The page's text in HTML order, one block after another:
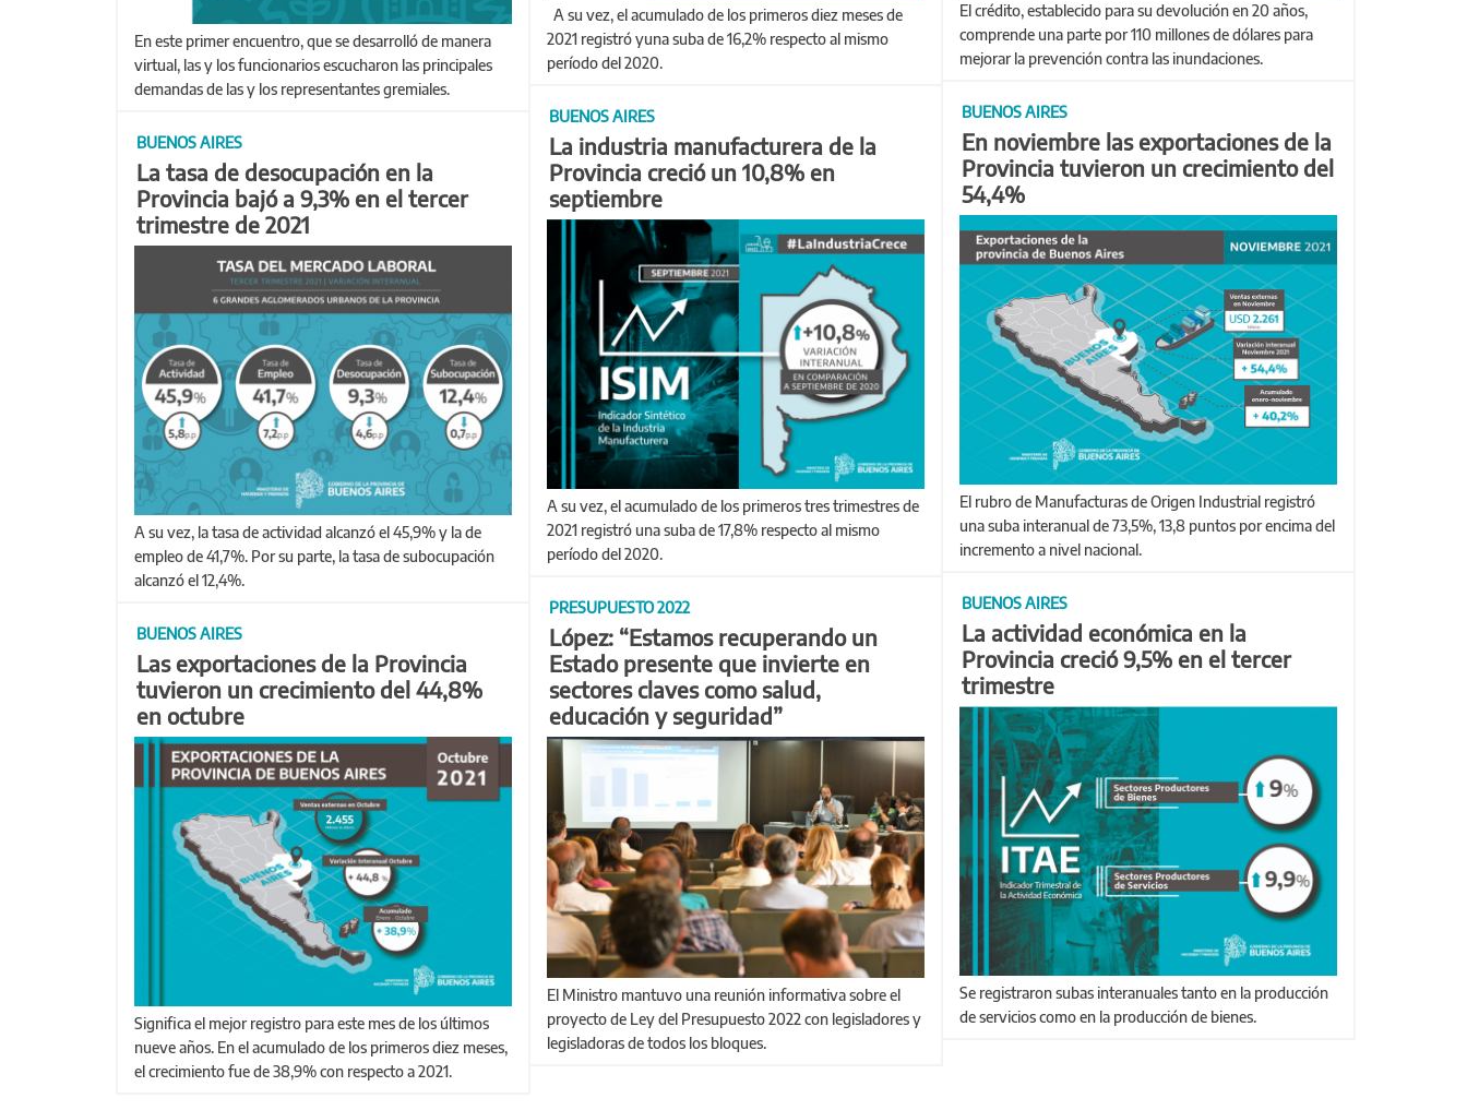
El crédito, establecido para su devolución en 20 años,
comprende una parte por 110 millones de dólares para
mejorar la prevención contra las inundaciones.
En este primer encuentro, que se desarrolló de manera
virtual, las y los funcionarios escucharon las principales
demandas de las y los representantes gremiales.
A su vez, el acumulado de los primeros diez meses de
2021 registró yuna suba de 16,2% respecto al mismo
período del 2020.
BUENOS AIRES
En noviembre las exportaciones de la
Provincia tuvieron un crecimiento del
54,4%
El rubro de Manufacturas de Origen Industrial registró
una suba interanual de 73,5%, 13,8 puntos por encima del
incremento a nivel nacional.
BUENOS AIRES
La industria manufacturera de la
Provincia creció un 10,8% en
septiembre
A su vez, el acumulado de los primeros tres trimestres de
2021 registró una suba de 17,8% respecto al mismo
período del 2020.
BUENOS AIRES
La tasa de desocupación en la
Provincia bajó a 9,3% en el tercer
trimestre de 2021
A su vez, la tasa de actividad alcanzó el 45,9% y la de
empleo de 41,7%. Por su parte, la tasa de subocupación
alcanzó el 12,4%.
BUENOS AIRES
La actividad económica en la
Provincia creció 9,5% en el tercer
trimestre
Se registraron subas interanuales tanto en la producción
de servicios como en la producción de bienes.
PRESUPUESTO 2022
López: “Estamos recuperando un
Estado presente que invierte en
sectores claves como salud,
educación y seguridad”
El Ministro mantuvo una reunión informativa sobre el
proyecto de Ley del Presupuesto 2022 con legisladores y
legisladoras de todos los bloques.
BUENOS AIRES
Las exportaciones de la Provincia
tuvieron un crecimiento del 44,8%
en octubre
Significa el mejor registro para este mes de los últimos
nueve años. En el acumulado de los primeros diez meses,
el crecimiento fue de 38,9% con respecto a 2021.